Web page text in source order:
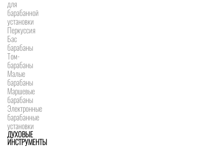
для
барабанной
установки
Перкуссия
Бас
барабаны
Том-
барабаны
Малые
барабаны
Маршевые
барабаны
Электронные
барабанные
установки
ДУХОВЫЕ
ИНСТРУМЕНТЫ